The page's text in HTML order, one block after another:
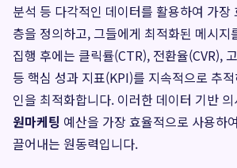
분석 등 다각적인 데이터를 활용하여 가장
층을 정의하고, 그들에게 최적화된 메시지
집행 후에는 클릭률(CTR), 전환율(CVR),
등 핵심 성과 지표(KPI)를 지속적으로 추
인을 최적화합니다. 이러한 데이터 기반
원마케팅 예산을 가장 효율적으로 사용하
끌어내는 원동력입니다.